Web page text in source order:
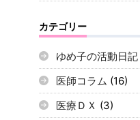
カテゴリー
ゆめ子の活動日記
医師コラム (16)
医療ＤＸ (3)